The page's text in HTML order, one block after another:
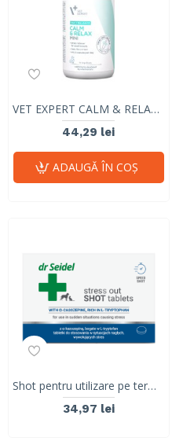
VET EXPERT CALM & RELAX MINI – produs pentru gestionarea stresului la câini de talie mică și pisici
44,29 lei
ADAUGĂ ÎN COŞ
Shot pentru utilizare pe termen lung in stari de anxietate si stres, Dr. Seidel STRESS OUT SHOT TABLETS, 10 tablete
34,97 lei